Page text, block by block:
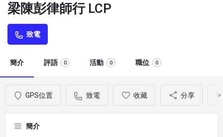
梁陳彭律師行 LCP
致電
簡介 評語 0 活動 0 職位 0
GPS位置 致電 收藏 分享
簡介